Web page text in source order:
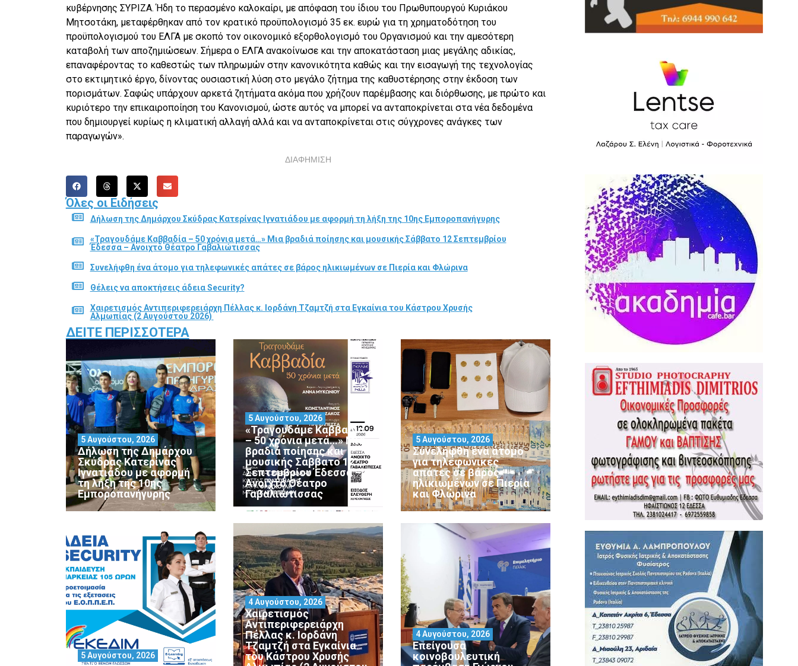
κυβέρνησης ΣΥΡΙΖΑ. Ήδη το περασμένο καλοκαίρι, με απόφαση του ίδιου του Πρωθυπουργού Κυριάκου
Μητσοτάκη, μεταφέρθηκαν από τον κρατικό προϋπολογισμό 35 εκ. ευρώ για τη χρηματοδότηση του
προϋπολογισμού του ΕΛΓΑ με σκοπό τον οικονομικό εξορθολογισμό του Οργανισμού και την αμεσότερη
καταβολή των αποζημιώσεων. Σήμερα ο ΕΛΓΑ ανακοίνωσε και την αποκατάσταση μιας μεγάλης αδικίας,
επαναφέροντας το καθεστώς των πληρωμών στην κανονικότητα καθώς και την εισαγωγή της τεχνολογίας
στο εκτιμητικό έργο, δίνοντας ουσιαστική λύση στο μεγάλο ζήτημα της καθυστέρησης στην έκδοση των
πορισμάτων. Σαφώς υπάρχουν αρκετά ζητήματα ακόμα που χρήζουν παρέμβασης και διόρθωσης, με πρώτο και
κυριότερο την επικαιροποίηση του Κανονισμού, ώστε αυτός να μπορεί να ανταποκρίνεται στα νέα δεδομένα
που δημιουργεί κυρίως η κλιματική αλλαγή αλλά και να ανταποκρίνεται στις σύγχρονες ανάγκες των
παραγωγών».
ΔΙΑΦΗΜΙΣΗ
Όλες οι Ειδήσεις
Δήλωση της Δημάρχου Σκύδρας Κατερίνας Ιγνατιάδου με αφορμή τη λήξη της 10ης Εμποροπανήγυρης
«Τραγουδάμε Καββαδία – 50 χρόνια μετά…» Μια βραδιά ποίησης και μουσικής Σάββατο 12 Σεπτεμβρίου
Έδεσσα – Ανοιχτό Θέατρο Γαβαλιώτισσας
Συνελήφθη ένα άτομο για τηλεφωνικές απάτες σε βάρος ηλικιωμένων σε Πιερία και Φλώρινα
Θέλεις να αποκτήσεις άδεια Security?
Χαιρετισμός Αντιπεριφερειάρχη Πέλλας κ. Ιορδάνη Τζαμτζή στα Εγκαίνια του Κάστρου Χρυσής
Αλμωπίας (2 Αυγούστου 2026)
ΔΕΊΤΕ ΠΕΡΙΣΣΌΤΕΡΑ
Δήλωση της Δημάρχου
Σκύδρας Κατερίνας
Ιγνατιάδου με αφορμή
τη λήξη της 10ης
Εμποροπανήγυρης
5 Αυγούστου, 2026
«Τραγουδάμε Καββαδία
– 50 χρόνια μετά…» Μια
βραδιά ποίησης και
μουσικής Σάββατο 12
Σεπτεμβρίου Έδεσσα –
Ανοιχτό Θέατρο
Γαβαλιώτισσας
5 Αυγούστου, 2026
Συνελήφθη ένα άτομο
για τηλεφωνικές
απάτες σε βάρος
ηλικιωμένων σε Πιερία
και Φλώρινα
5 Αυγούστου, 2026
5 Αυγούστου, 2026
Χαιρετισμός
Αντιπεριφερειάρχη
Πέλλας κ. Ιορδάνη
Τζαμτζή στα Εγκαίνια
του Κάστρου Χρυσής
4 Αυγούστου, 2026
Επείγουσα
κοινοβουλευτική
4 Αυγούστου, 2026